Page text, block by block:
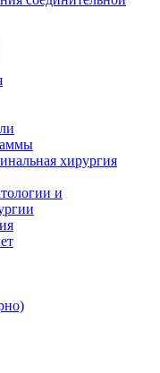
хирургия
и